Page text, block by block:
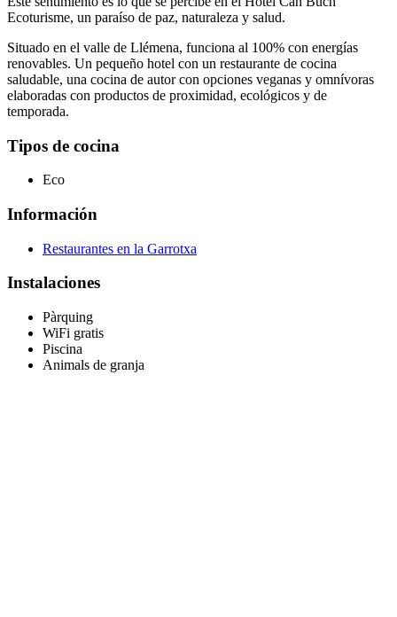
Ecoturisme, un paraíso de paz, naturaleza y salud.
Situado en el valle de Llémena, funciona al 100% con energías
renovables. Un pequeño hotel con un restaurante de cocina
saludable, una cocina de autor con opciones veganas y omnívoras
elaboradas con productos de proximidad, ecológicos y de
temporada.
Tipos de cocina
Eco
Información
Restaurantes en la Garrotxa
Instalaciones
Pàrquing
WiFi gratis
Piscina
Animals de granja